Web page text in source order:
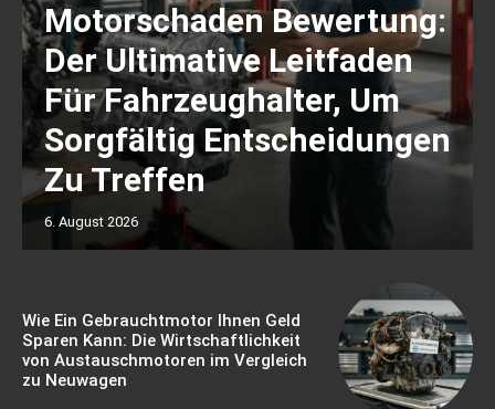
Motorschaden Bewertung:
Der Ultimative Leitfaden
Für Fahrzeughalter, Um
Sorgfältig Entscheidungen
Zu Treffen
6. August 2026
Wie Ein Gebrauchtmotor Ihnen Geld
Sparen Kann: Die Wirtschaftlichkeit
von Austauschmotoren im Vergleich
zu Neuwagen